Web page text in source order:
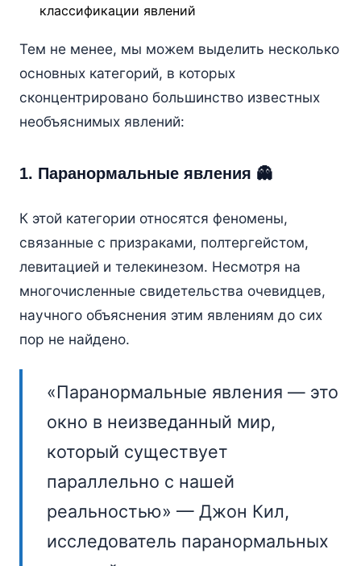
классификации явлений
Тем не менее, мы можем выделить несколько
основных категорий, в которых
сконцентрировано большинство известных
необъяснимых явлений:
1. Паранормальные явления 👻
К этой категории относятся феномены,
связанные с призраками, полтергейстом,
левитацией и телекинезом. Несмотря на
многочисленные свидетельства очевидцев,
научного объяснения этим явлениям до сих
пор не найдено.
«Паранормальные явления — это
окно в неизведанный мир,
который существует
параллельно с нашей
реальностью» — Джон Кил,
исследователь паранормальных